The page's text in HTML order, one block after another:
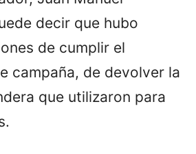
decir que hubo
de cumplir el
campaña, de devolver la
que utilizaron para